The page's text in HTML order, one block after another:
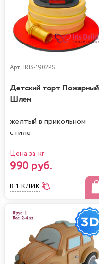
Арт. IRIS-1902PS
Детский торт Пожарный
Шлем
желтый в прикольном
стиле
Цена за кг
990 руб.
В 1 КЛИК